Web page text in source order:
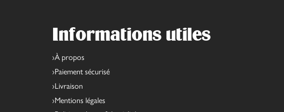
Informations utiles
À propos
Paiement sécurisé
Livraison
Mentions légales